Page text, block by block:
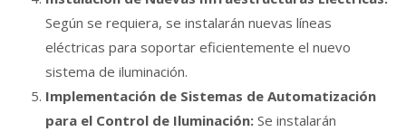
Según se requiera, se instalarán nuevas líneas
eléctricas para soportar eficientemente el nuevo
sistema de iluminación.
Implementación de Sistemas de Automatización
para el Control de Iluminación: Se instalarán